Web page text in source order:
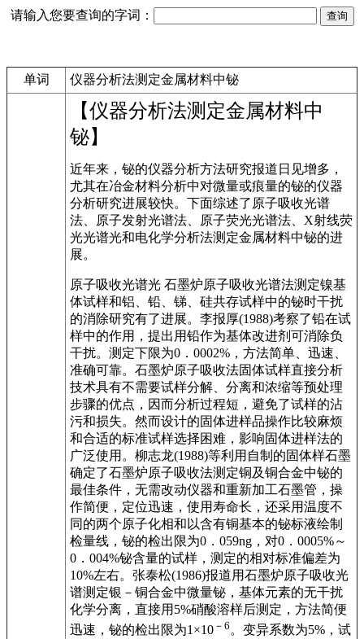
请输入您要查询的字词：
单词 仪器分析法测定金属材料中铋
【仪器分析法测定金属材料中
铋】
近年来，铋的仪器分析方法研究报道日见增多，
尤其在冶金材料分析中对微量或痕量的铋的仪器
分析研究进展较快。下面综述了原子吸收光谱
法、原子发射光谱法、原子荧光光谱法、X射线荧
光光谱光和电化学分析法测定金属材料中铋的进
展。
原子吸收光谱光 石墨炉原子吸收光谱法测定镍基
体试样和铝、铅、锑、硅共存试样中的铋时干扰
的消除研究有了进展。李报厚(1988)考察了铅在试
样中的作用，提出用铅作为基体改进剂可消除负
干扰。测定下限为0．0002%，方法简单、迅速、
准确可靠。石墨炉原子吸收法固体试样直接分析
技术具有不需要试样分解、分离和浓缩等预处理
步骤的优点，因而分析过程短，避免了试样的沾
污和损失。然而设计的固体进样品操作比较麻烦
和合适的标准试样选择困难，影响固体进样法的
广泛使用。柳志龙(1988)等利用自制的固体样石墨
确定了石墨炉原子吸收法测定铜及铜合金中铋的
最佳条件，无需改动仪器和重新加工石墨管，操
作简便，定位迅速，使用寿命长，还采用温度不
同的两个原子化相和以含有铜基本的铋标液绘制
检量线，铋的检出限为0．059ng，对0．0005%～
0．004%铋含量的试样，测定的相对标准偏差为
10%左右。张泰松(1986)报道用石墨炉原子吸收光
谱测定银－铜合金中微量铋，基体元素的无干扰
化学分离，直接用5%硝酸溶样后测定，方法简便
迅速，铋的检出限为1×10 －6 。变异系数为5%，试